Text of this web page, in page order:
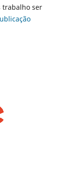
trabalho ser